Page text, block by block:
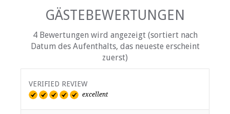
GÄSTEBEWERTUNGEN
4 Bewertungen wird angezeigt (sortiert nach
Datum des Aufenthalts, das neueste erscheint
zuerst)
VERIFIED REVIEW
excellent